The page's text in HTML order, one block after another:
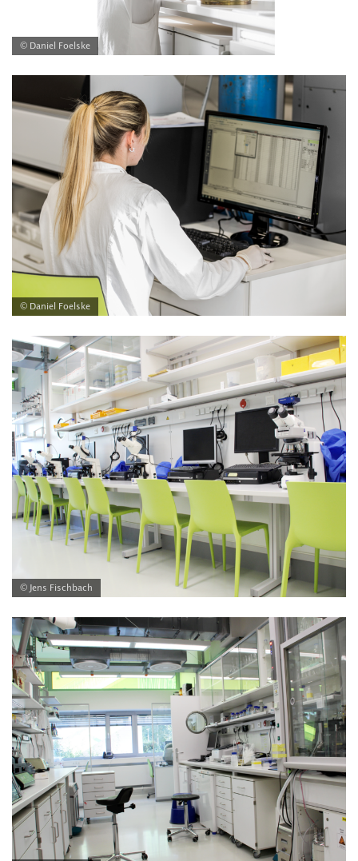
© Daniel Foelske
© Daniel Foelske
© Jens Fischbach